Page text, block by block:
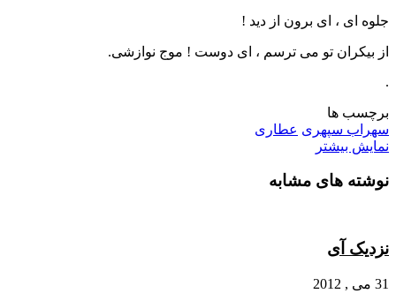
جلوه ای ، ای برون از دید !
از بیکران تو می ترسم ، ای دوست ! موج نوازشی.
.
برچسب ها
سهراب سپهری عطاری
نمایش بیشتر
نوشته های مشابه
نزدیک آی
31 می , 2012